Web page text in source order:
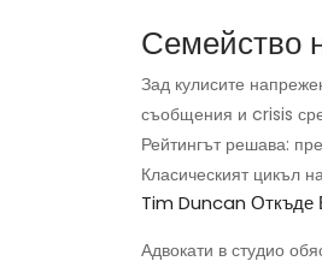
Семейство
Зад кулисите
съобщения и crisis
Рейтингът решава:
Класическият цикъл
Tim Duncan Откъде
Адвокати в студио